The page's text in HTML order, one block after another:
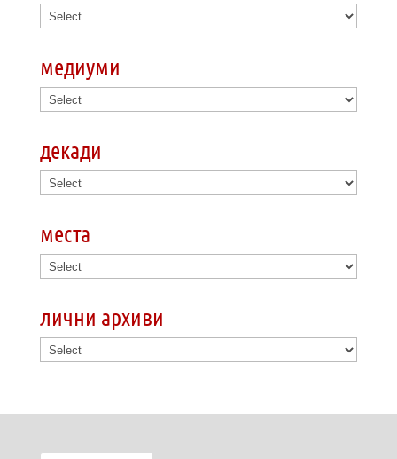
медиуми
декади
места
лични архиви